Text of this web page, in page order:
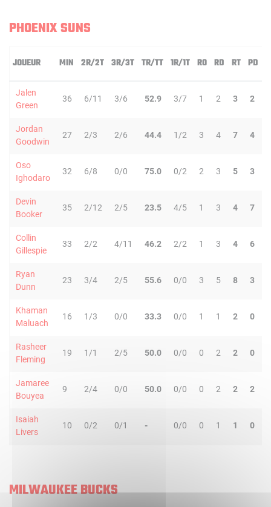
PHOENIX SUNS
JOUEUR MIN 2R/2T 3R/3T TR/TT 1R/1T RO RD RT PD
Jalen
Green
36 6/11 3/6 52.9 3/7 1 2 3 2
Jordan
Goodwin
27 2/3 2/6 44.4 1/2 3 4 7 4
Oso
Ighodaro
32 6/8 0/0 75.0 0/2 2 3 5 3
Devin
Booker
35 2/12 2/5 23.5 4/5 1 3 4 7
Collin
Gillespie
33 2/2 4/11 46.2 2/2 1 3 4 6
Ryan
Dunn
23 3/4 2/5 55.6 0/0 3 5 8 3
Khaman
Maluach
16 1/3 0/0 33.3 0/0 1 1 2 0
Rasheer
Fleming
19 1/1 2/5 50.0 0/0 0 2 2 0
Jamaree
Bouyea
9 2/4 0/0 50.0 0/0 0 2 2 2
Isaiah
Livers
10 0/2 0/1 - 0/0 0 1 1 0
MILWAUKEE BUCKS